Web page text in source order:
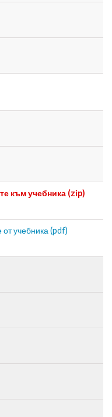
към учебника (zip)
от учебника (pdf)